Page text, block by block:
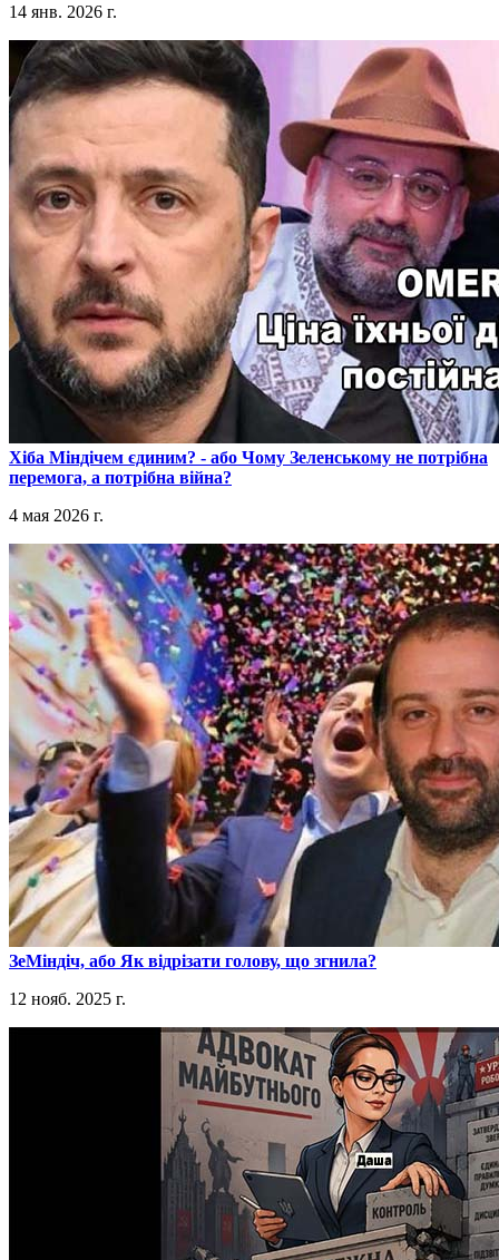
14 янв. 2026 г.
​Хіба Міндічем єдиним? - або Чому Зеленському не потрібна
перемога, а потрібна війна?
4 мая 2026 г.
​ЗеМіндіч, або Як відрізати голову, що згнила?
12 нояб. 2025 г.